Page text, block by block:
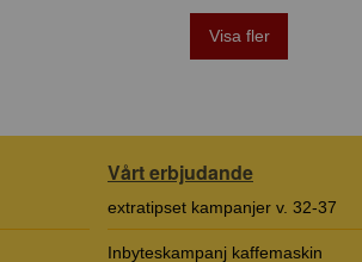
Visa fler
Vårt erbjudande
extratipset kampanjer v. 32-37
Inbyteskampanj kaffemaskin